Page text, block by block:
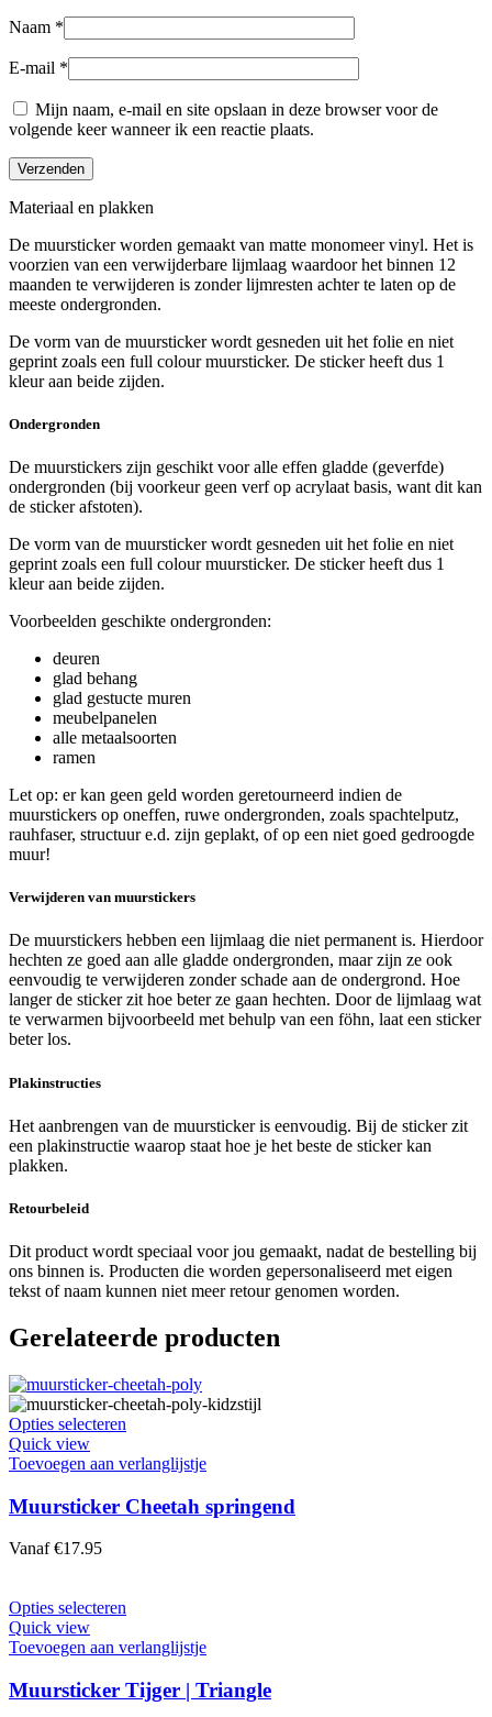
Naam *
E-mail *
Mijn naam, e-mail en site opslaan in deze browser voor de
volgende keer wanneer ik een reactie plaats.
Materiaal en plakken
De muursticker worden gemaakt van matte monomeer vinyl. Het is
voorzien van een verwijderbare lijmlaag waardoor het binnen 12
maanden te verwijderen is zonder lijmresten achter te laten op de
meeste ondergronden.
De vorm van de muursticker wordt gesneden uit het folie en niet
geprint zoals een full colour muursticker. De sticker heeft dus 1
kleur aan beide zijden.
Ondergronden
De muurstickers zijn geschikt voor alle effen gladde (geverfde)
ondergronden (bij voorkeur geen verf op acrylaat basis, want dit kan
de sticker afstoten).
De vorm van de muursticker wordt gesneden uit het folie en niet
geprint zoals een full colour muursticker. De sticker heeft dus 1
kleur aan beide zijden.
Voorbeelden geschikte ondergronden:
deuren
glad behang
glad gestucte muren
meubelpanelen
alle metaalsoorten
ramen
Let op: er kan geen geld worden geretourneerd indien de
muurstickers op oneffen, ruwe ondergronden, zoals spachtelputz,
rauhfaser, structuur e.d. zijn geplakt, of op een niet goed gedroogde
muur!
Verwijderen van muurstickers
De muurstickers hebben een lijmlaag die niet permanent is. Hierdoor
hechten ze goed aan alle gladde ondergronden, maar zijn ze ook
eenvoudig te verwijderen zonder schade aan de ondergrond. Hoe
langer de sticker zit hoe beter ze gaan hechten. Door de lijmlaag wat
te verwarmen bijvoorbeeld met behulp van een föhn, laat een sticker
beter los.
Plakinstructies
Het aanbrengen van de muursticker is eenvoudig. Bij de sticker zit
een plakinstructie waarop staat hoe je het beste de sticker kan
plakken.
Retourbeleid
Dit product wordt speciaal voor jou gemaakt, nadat de bestelling bij
ons binnen is. Producten die worden gepersonaliseerd met eigen
tekst of naam kunnen niet meer retour genomen worden.
Gerelateerde producten
Opties selecteren
heeft
variaties.
Deze
op
de
productpagina
Quick view
Toevoegen aan verlanglijstje
Muursticker Cheetah springend
Vanaf €17.95
Opties selecteren
heeft
variaties.
Deze
Quick view
Toevoegen aan verlanglijstje
Muursticker Tijger | Triangle